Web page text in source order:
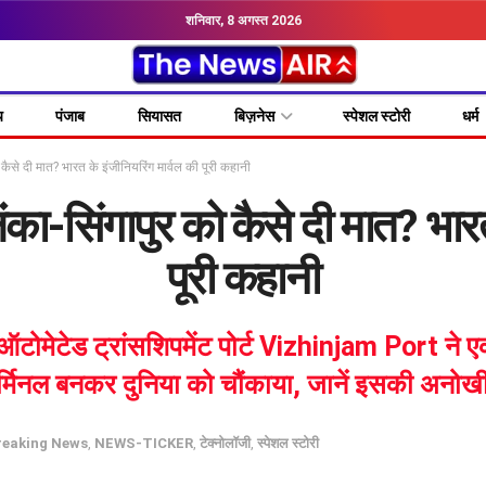
शनिवार, 8 अगस्त 2026
पंजाब सियासत बिज़नेस स्पेशल स्टोरी धर्म
मात? भारत के इंजीनियरिंग मार्वल की पूरी कहानी
को कैसे दी मात?
पूरी कहानी
ट्रांसशिपमेंट पोर्ट Vizhinjam Port ने
बनकर दुनिया को चौंकाया, जानें इसकी
News NEWS-TICKER टेक्नोलॉजी, स्पेशल स्टोरी